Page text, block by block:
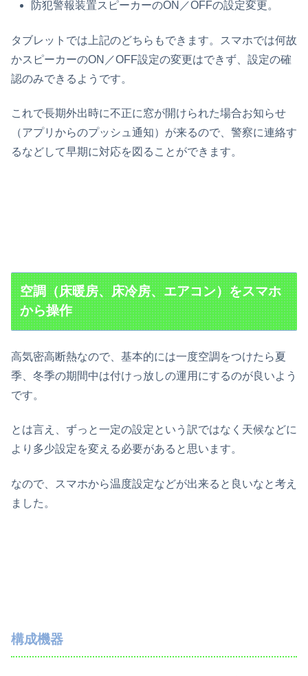
防犯警報装置スピーカーのON／OFFの設定変更。
タブレットでは上記のどちらもできます。スマホでは何故
かスピーカーのON／OFF設定の変更はできず、設定の確
認のみできるようです。
これで長期外出時に不正に窓が開けられた場合お知らせ
（アプリからのプッシュ通知）が来るので、警察に連絡す
るなどして早期に対応を図ることができます。
空調（床暖房、床冷房、エアコン）をスマホ
から操作
高気密高断熱なので、基本的には一度空調をつけたら夏
季、冬季の期間中は付けっ放しの運用にするのが良いよう
です。
とは言え、ずっと一定の設定という訳ではなく天候などに
より多少設定を変える必要があると思います。
なので、スマホから温度設定などが出来ると良いなと考え
ました。
構成機器